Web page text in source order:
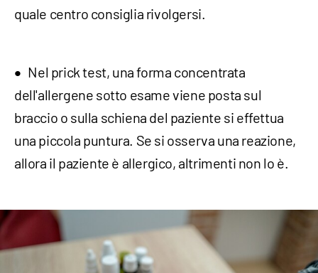
quale centro consiglia rivolgersi.
Nel prick test, una forma concentrata
dell'allergene sotto esame viene posta sul
braccio o sulla schiena del paziente si effettua
una piccola puntura. Se si osserva una reazione,
allora il paziente è allergico, altrimenti non lo è.